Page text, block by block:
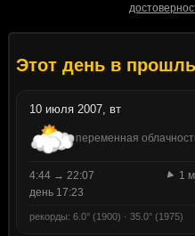
Этот день в
10 июля 2007, вт
переменная
4:44 → 22:07
1
день 17:23
рекорды: 6.0° (1900) · 35.0° (1975)